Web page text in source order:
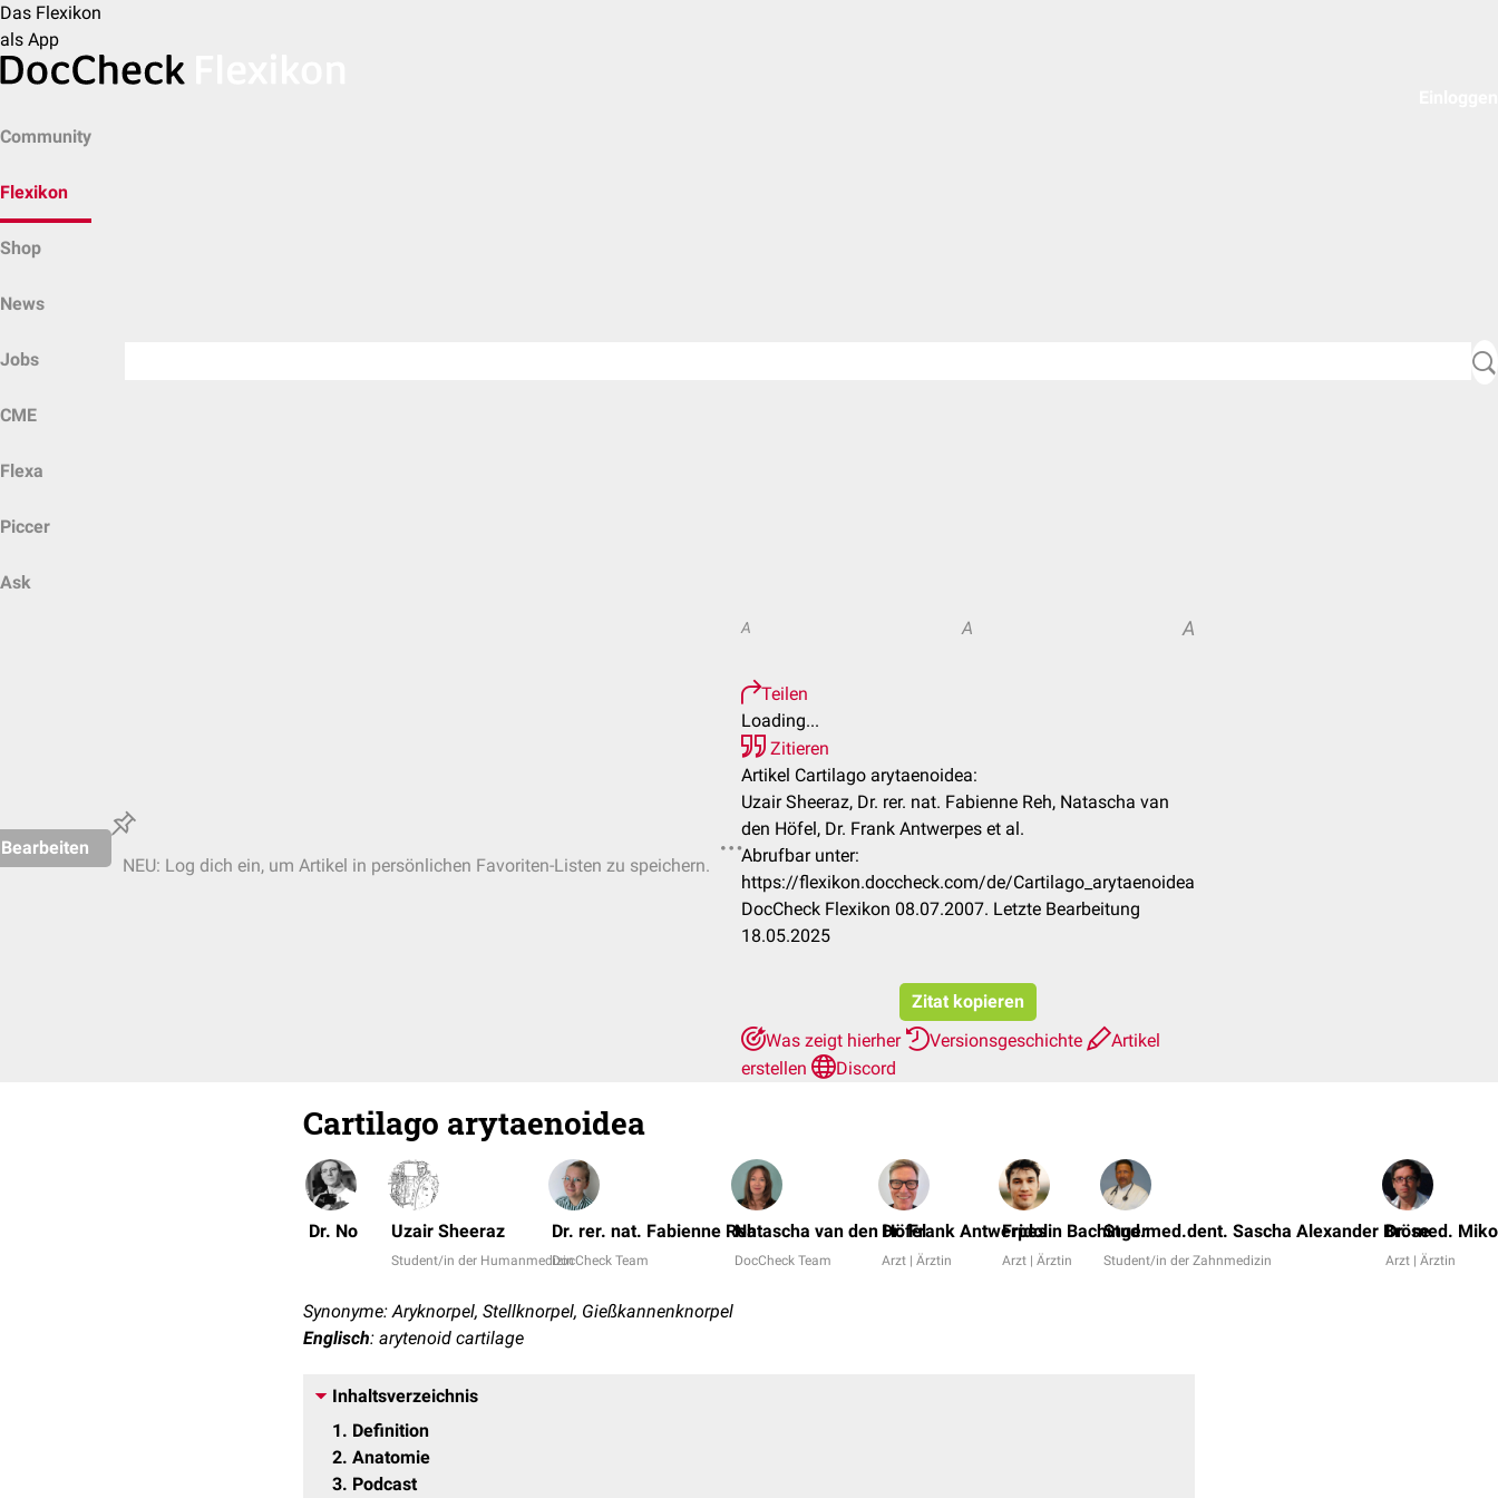
Das Flexikon
als App
Community
Flexikon
Shop
News
Jobs
CME
Flexa
Piccer
Ask
Bearbeiten
NEU: Log dich ein, um Artikel in persönlichen Favoriten-Listen zu speichern.
A A A
Teilen
Loading...
Zitieren
Artikel Cartilago arytaenoidea:
Uzair Sheeraz, Dr. rer. nat. Fabienne Reh, Natascha van
den Höfel, Dr. Frank Antwerpes et al.
Abrufbar unter:
https://flexikon.doccheck.com/de/Cartilago_arytaenoidea
DocCheck Flexikon 08.07.2007. Letzte Bearbeitung
18.05.2025
Zitat kopieren
Was zeigt hierher
Versionsgeschichte
Artikel
erstellen
Discord
Cartilago arytaenoidea
Dr. No Uzair Sheeraz
Student/in der Humanmedizin
Dr. rer. nat. Fabienne Reh
DocCheck Team
Natascha van den Höfel
DocCheck Team
Dr. Frank Antwerpes
Arzt | Ärztin
Fridolin Bachinger
Arzt | Ärztin
Stud.med.dent. Sascha Alexander Bröse
Student/in der Zahnmedizin
Dr. med.
Arzt | Ärztin
Synonyme: Aryknorpel, Stellknorpel, Gießkannenknorpel
Englisch: arytenoid cartilage
Inhaltsverzeichnis
1
Definition
2 Anatomie
3 Podcast